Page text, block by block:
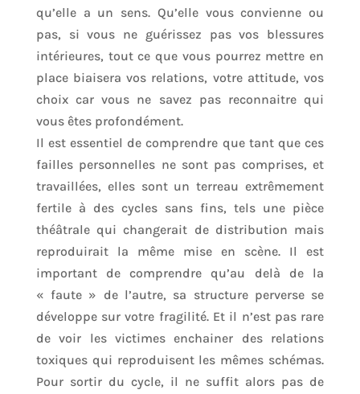
qu’elle a un sens. Qu’elle vous convienne ou
pas, si vous ne guérissez pas vos blessures
intérieures, tout ce que vous pourrez mettre en
place biaisera vos relations, votre attitude, vos
choix car vous ne savez pas reconnaitre qui
vous êtes profondément.
Il est essentiel de comprendre que tant que ces
failles personnelles ne sont pas comprises, et
travaillées, elles sont un terreau extrêmement
fertile à des cycles sans fins, tels une pièce
théâtrale qui changerait de distribution mais
reproduirait la même mise en scène. Il est
important de comprendre qu’au delà de la
« faute » de l’autre, sa structure perverse se
développe sur votre fragilité. Et il n’est pas rare
de voir les victimes enchainer des relations
toxiques qui reproduisent les mêmes schémas.
Pour sortir du cycle, il ne suffit alors pas de